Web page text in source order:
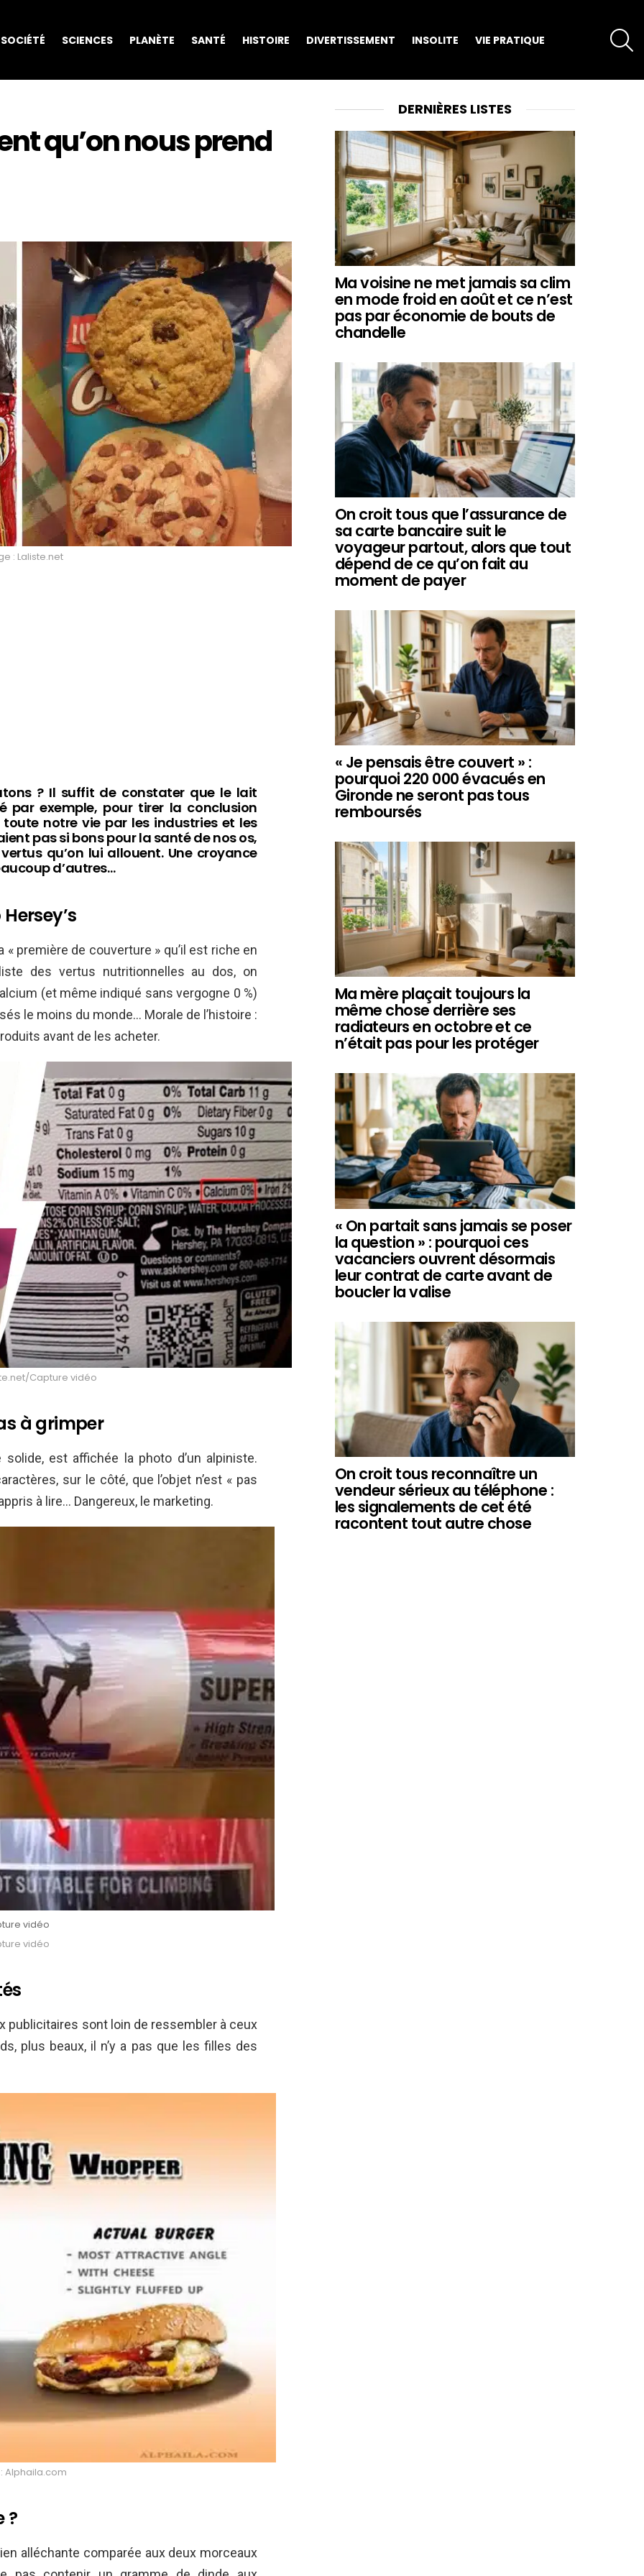
SOCIÉTÉ SCIENCES PLANÈTE SANTÉ HISTOIRE DIVERTISSEMENT INSOLITE VIE PRATIQUE
qu’on nous prend
: Laliste.net
? Il suffit de constater que le lait
par exemple, pour tirer la conclusion
notre vie par les industries et les
pas si bons pour la santé de nos os,
qu’on lui allouent. Une croyance
d’autres…
première de couverture » qu’il est riche en
des vertus nutritionnelles au dos, on
(et même indiqué sans vergogne 0 %)
le moins du monde… Morale de l’histoire :
avant de les acheter.
Capture vidéo
à grimper
est affichée la photo d’un alpiniste.
sur le côté, que l’objet n’est « pas
à lire… Dangereux, le marketing.
vidéo
vidéo
publicitaires sont loin de ressembler à ceux
plus beaux, il n’y a pas que les filles des
Alphaila.com
?
alléchante comparée aux deux morceaux
DERNIÈRES LISTES
Ma voisine ne met jamais sa clim
en mode froid en août et ce n’est
pas par économie de bouts de
chandelle
On croit tous que l’assurance de
sa carte bancaire suit le
voyageur partout, alors que tout
dépend de ce qu’on fait au
moment de payer
« Je pensais être couvert » :
pourquoi 220 000 évacués en
Gironde ne seront pas tous
remboursés
Ma mère plaçait toujours la
même chose derrière ses
radiateurs en octobre et ce
n’était pas pour les protéger
« On partait sans jamais se poser
la question » : pourquoi ces
vacanciers ouvrent désormais
leur contrat de carte avant de
boucler la valise
On croit tous reconnaître un
vendeur sérieux au téléphone :
les signalements de cet été
racontent tout autre chose